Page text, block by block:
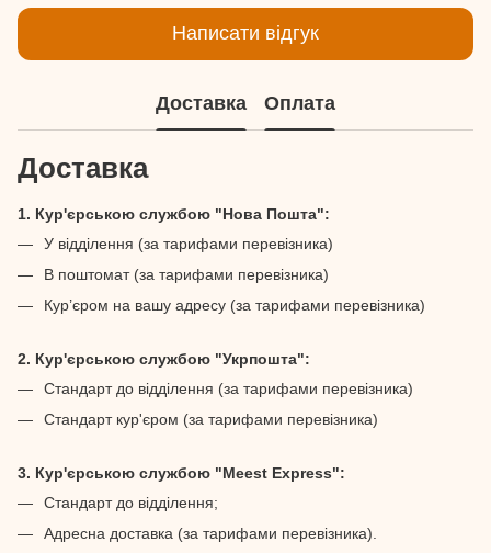
Написати відгук
Доставка Оплата
Доставка
1. Кур'єрською службою "Нова Пошта":
У відділення (за тарифами перевізника)
В поштомат (за тарифами перевізника)
Кур’єром на вашу адресу (за тарифами перевізника)
2. Кур'єрською службою "Укрпошта":
Стандарт до відділення (за тарифами перевізника)
Стандарт кур'єром (за тарифами перевізника)
3. Кур'єрською службою "Meest Express":
Стандарт до відділення;
Адресна доставка (за тарифами перевізника).